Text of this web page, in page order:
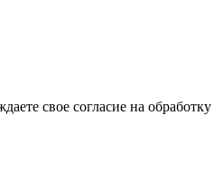
свое согласие на